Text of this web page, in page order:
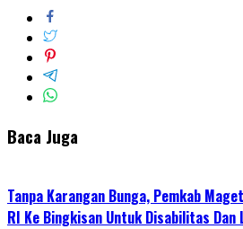
Baca Juga
Tanpa Karangan Bunga, Pemkab
RI Ke Bingkisan Untuk Disabilitas Dan